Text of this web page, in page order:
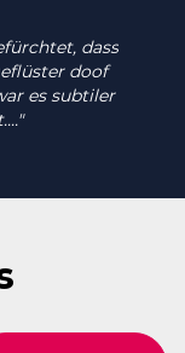
dass
doof
es subtiler